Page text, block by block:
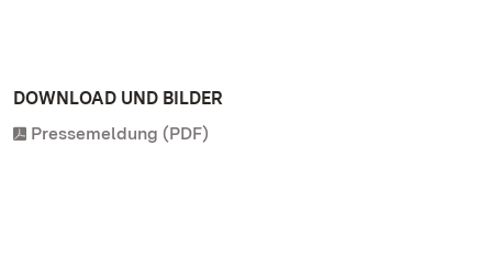
DOWNLOAD UND BILDER
Pressemeldung (PDF)